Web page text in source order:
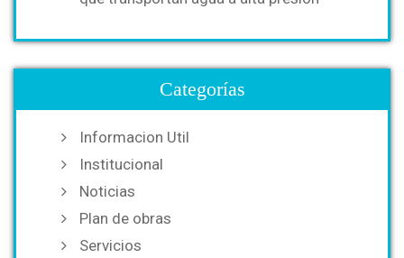
Categorías
Informacion Util
Institucional
Noticias
Plan de obras
Servicios